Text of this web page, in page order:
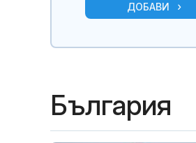
ДОБАВИ
България